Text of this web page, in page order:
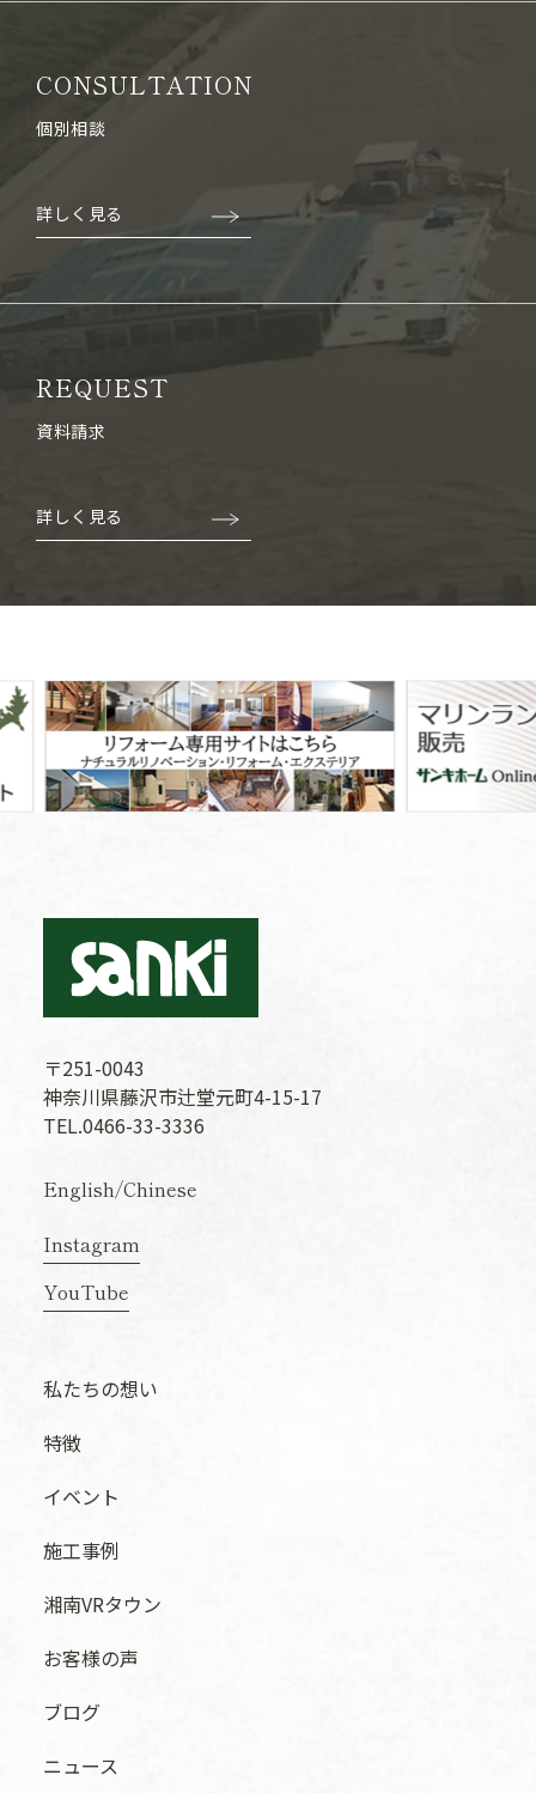
CONSULTATION
個別相談
詳しく見る
REQUEST
資料請求
詳しく見る
〒251-0043
神奈川県藤沢市辻堂元町4-15-17
TEL.0466-33-3336
English/Chinese
Instagram
YouTube
私たちの想い
特徴
イベント
施工事例
湘南VRタウン
お客様の声
ブログ
ニュース